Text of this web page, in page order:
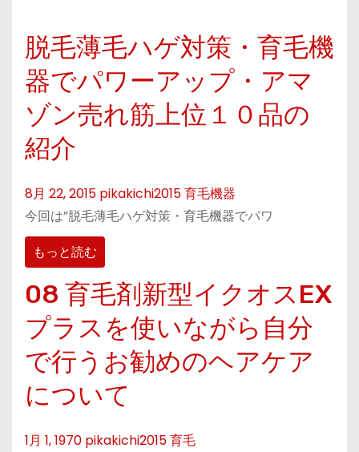
脱毛薄毛ハゲ対策・育毛機
器でパワーアップ・アマ
ゾン売れ筋上位１０品の
紹介
8月 22, 2015 pikakichi2015育毛機器
今回は”脱毛薄毛ハゲ対策・育毛機器でパワ
もっと読む
08 育毛剤新型イクオスEX
プラスを使いながら自分
で行うお勧めのヘアケア
について
1月 1, 1970 pikakichi2015育毛